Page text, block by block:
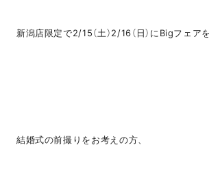
新潟店限定で2/15（土）2/16（日）にBigフェア
結婚式の前撮りをお考えの方、